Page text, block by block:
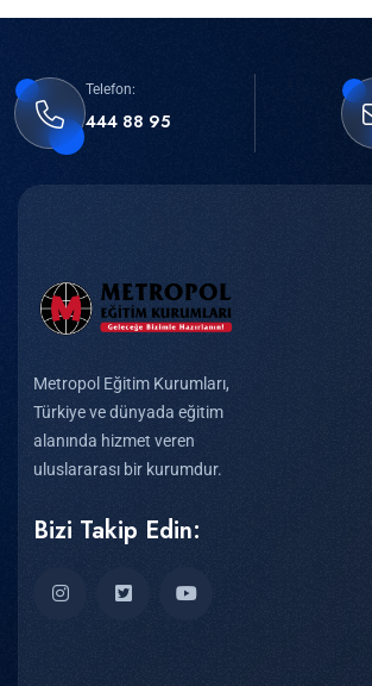
Telefon:
444 88 95
Metropol Eğitim Kurumları,
Türkiye ve dünyada eğitim
alanında hizmet veren
uluslararası bir kurumdur.
Bizi Takip Edin: